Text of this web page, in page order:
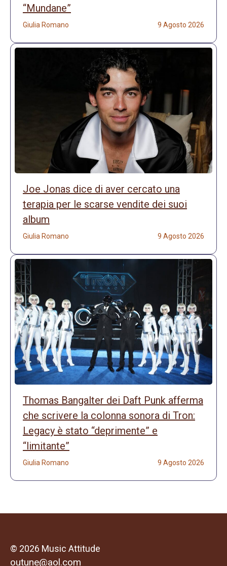
“Mundane”
Giulia Romano 9 Agosto 2026
Joe Jonas dice di aver cercato una
terapia per le scarse vendite dei suoi
album
Giulia Romano 9 Agosto 2026
Thomas Bangalter dei Daft Punk afferma
che scrivere la colonna sonora di Tron:
Legacy è stato “deprimente” e
“limitante”
Giulia Romano 9 Agosto 2026
© 2026 Music Attitude
outune@aol.com